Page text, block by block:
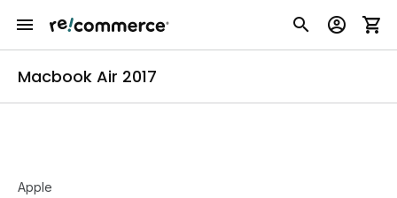
Macbook Air 2017
Apple